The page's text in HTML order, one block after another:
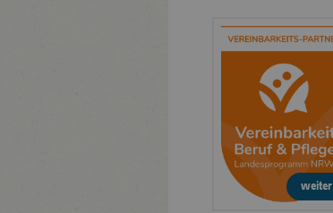
weiter